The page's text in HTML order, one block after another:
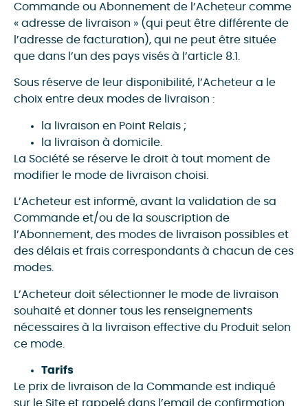
Commande ou Abonnement de l’Acheteur comme
« adresse de livraison » (qui peut être différente de
l’adresse de facturation), qui ne peut être située
que dans l’un des pays visés à l’article 8.1.
Sous réserve de leur disponibilité, l’Acheteur a le
choix entre deux modes de livraison :
la livraison en Point Relais ;
la livraison à domicile.
La Société se réserve le droit à tout moment de
modifier le mode de livraison choisi.
L’Acheteur est informé, avant la validation de sa
Commande et/ou de la souscription de
l’Abonnement, des modes de livraison possibles et
des délais et frais correspondants à chacun de ces
modes.
L’Acheteur doit sélectionner le mode de livraison
souhaité et donner tous les renseignements
nécessaires à la livraison effective du Produit selon
ce mode.
Tarifs
Le prix de livraison de la Commande est indiqué
sur le Site et rappelé dans l’email de confirmation